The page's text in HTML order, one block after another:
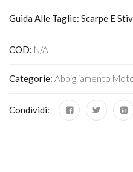
Guida Alle Taglie: Scarpe E
COD: N/A
Categorie: Abbigliamento
Condividi: